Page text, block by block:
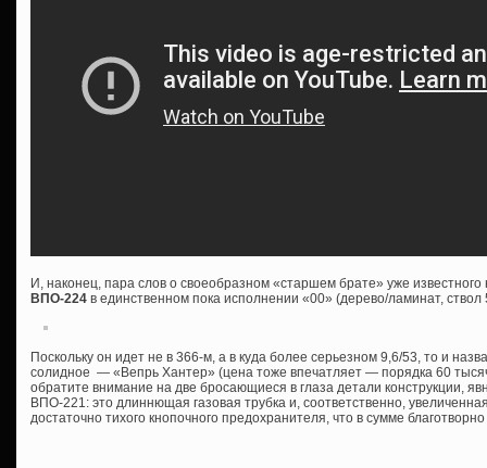
И, наконец, пара слов о своеобразном «старшем брате» уже
ВПО-224 в единственном пока исполнении «00» (дерево/ламинат,
Поскольку он идет не в 366-м, а в куда более серьезном 9,6/53, то и
солидное — «Вепрь Хантер» (цена тоже впечатляет — порядка 60
обратите внимание на две бросающиеся в глаза детали конструкции,
ВПО-221: это длиннющая газовая трубка и, соответственно,
достаточно тихого кнопочного предохранителя, что в сумме